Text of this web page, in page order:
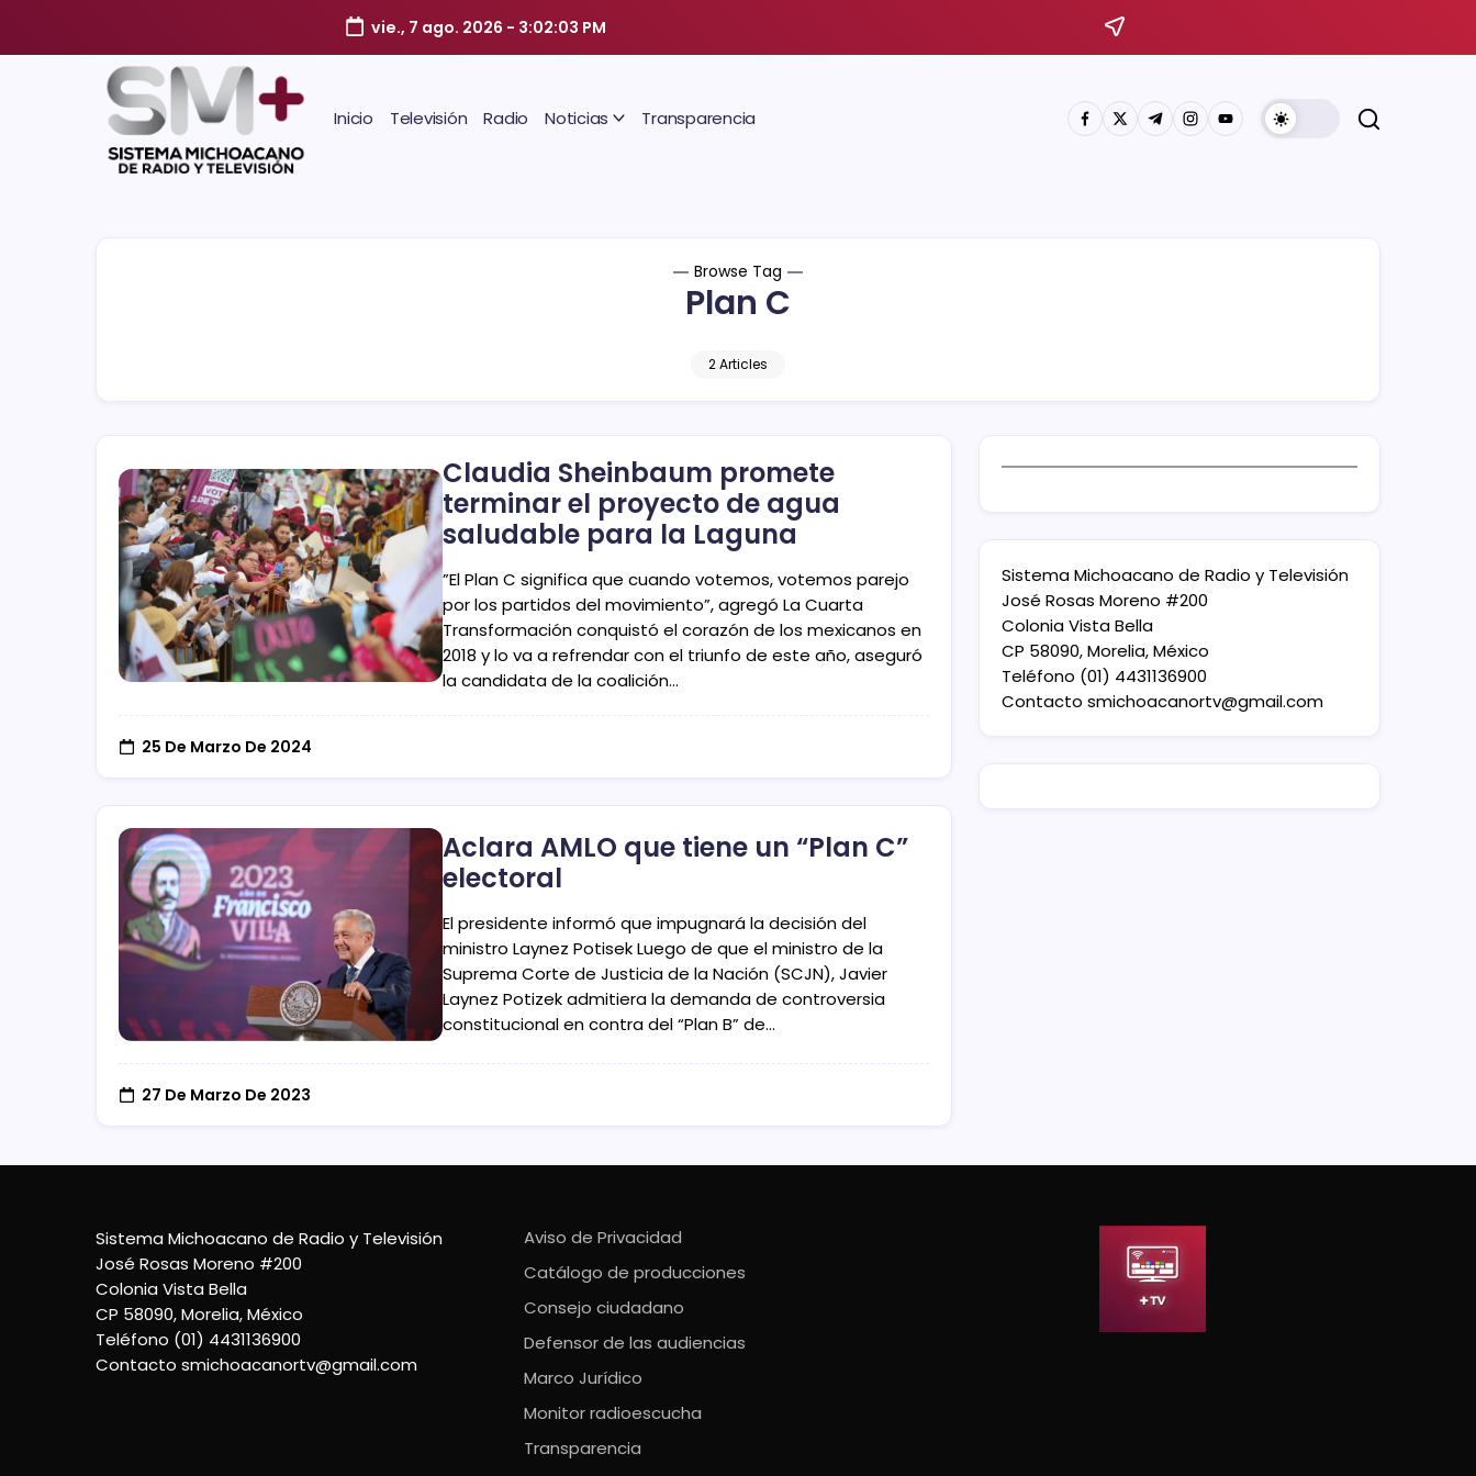
vie., 7 ago. 2026 - 3:02:03 PM
Inicio Televisión Radio Noticias Transparencia
Browse Tag
Plan C
2 Articles
Claudia Sheinbaum promete
terminar el proyecto de agua
saludable para la Laguna
”El Plan C significa que cuando votemos, votemos parejo
por los partidos del movimiento”, agregó La Cuarta
Transformación conquistó el corazón de los mexicanos en
2018 y lo va a refrendar con el triunfo de este año, aseguró
la candidata de la coalición…
25 De Marzo De 2024
Aclara AMLO que tiene un “Plan C”
electoral
El presidente informó que impugnará la decisión del
ministro Laynez Potisek Luego de que el ministro de la
Suprema Corte de Justicia de la Nación (SCJN), Javier
Laynez Potizek admitiera la demanda de controversia
constitucional en contra del “Plan B” de…
27 De Marzo De 2023
Sistema Michoacano de Radio y Televisión
José Rosas Moreno #200
Colonia Vista Bella
CP 58090, Morelia, México
Teléfono (01) 4431136900
Contacto smichoacanortv@gmail.com
Sistema Michoacano de Radio y Televisión
José Rosas Moreno #200
Colonia Vista Bella
CP 58090, Morelia, México
Teléfono (01) 4431136900
Contacto smichoacanortv@gmail.com
Aviso de Privacidad
Catálogo de producciones
Consejo ciudadano
Defensor de las audiencias
Marco Jurídico
Monitor radioescucha
Transparencia